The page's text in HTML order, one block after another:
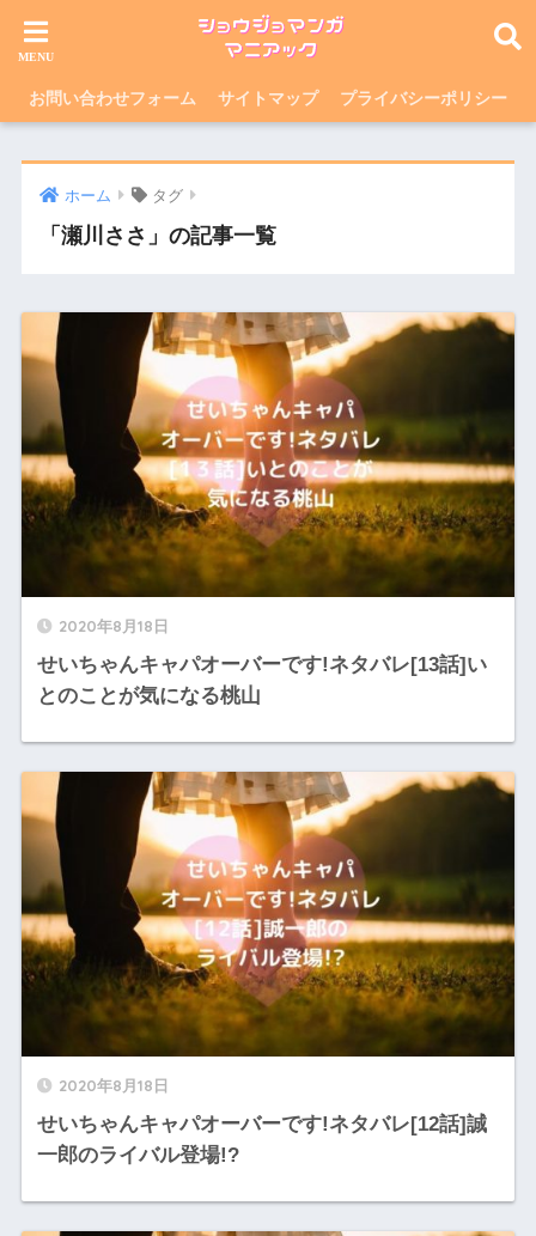
お問い合わせフォーム サイトマップ プライバシーポリシー
ホーム タグ
「瀬川ささ」の記事一覧
2020年8月18日
せいちゃんキャパオーバーです!ネタバレ[13話]い
とのことが気になる桃山
2020年8月18日
せいちゃんキャパオーバーです!ネタバレ[12話]誠
一郎のライバル登場!?